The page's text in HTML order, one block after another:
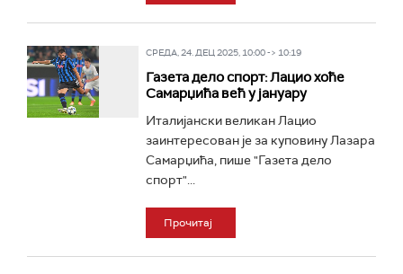
СРЕДА, 24. ДЕЦ 2025, 10:00 -> 10:19
Газета дело спорт: Лацио хоће
Самарџића већ у јануару
Италијански великан Лацио
заинтересован је за куповину Лазара
Самарџића, пише "Газета дело
спорт"...
Прочитај